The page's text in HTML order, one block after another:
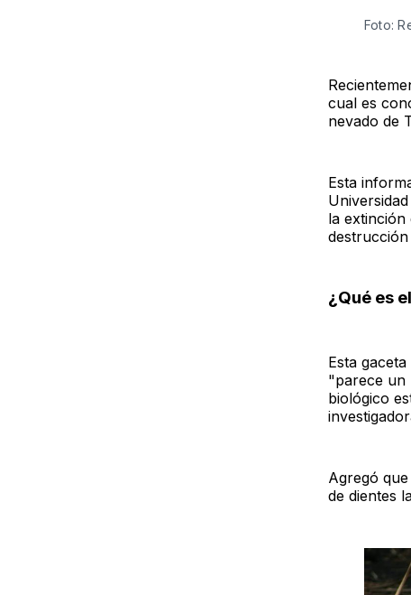
Foto:
cual es
nevado de
Esta
la extinción
¿Qué es
Esta
"parece un
biológico
Agregó
de dientes